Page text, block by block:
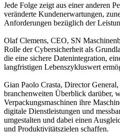
Jede Folge zeigt aus einer anderen
veränderte Kundenerwartungen,
Anforderungen bezüglich der
Olaf Clemens, CEO, SN
Rolle der Cybersicherheit als
die eine sichere Datenintegration,
langfristigen Lebenszykluswert
Gian Paolo Crasta, Director
branchenweiten Überblick darüber,
Verpackungsmaschinen ihre
digitale Dienstleistungen und
umgestalten und dabei einen
und Produktivitätszielen schaffen.